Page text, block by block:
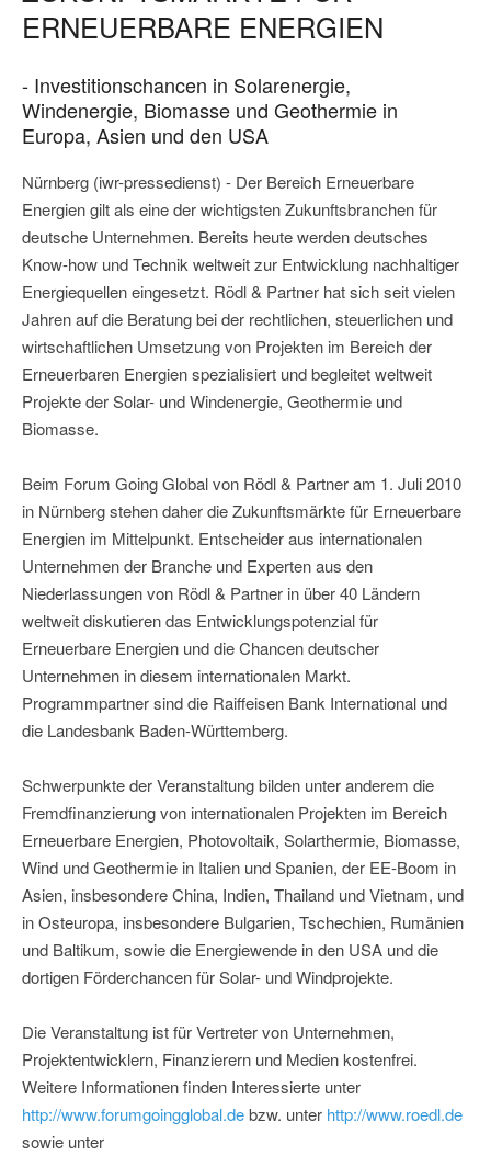
ERNEUERBARE ENERGIEN
- Investitionschancen in Solarenergie,
Windenergie, Biomasse und Geothermie in
Europa, Asien und den USA
Nürnberg (iwr-pressedienst) - Der Bereich Erneuerbare
Energien gilt als eine der wichtigsten Zukunftsbranchen für
deutsche Unternehmen. Bereits heute werden deutsches
Know-how und Technik weltweit zur Entwicklung nachhaltiger
Energiequellen eingesetzt. Rödl & Partner hat sich seit vielen
Jahren auf die Beratung bei der rechtlichen, steuerlichen und
wirtschaftlichen Umsetzung von Projekten im Bereich der
Erneuerbaren Energien spezialisiert und begleitet weltweit
Projekte der Solar- und Windenergie, Geothermie und
Biomasse.
Beim Forum Going Global von Rödl & Partner am 1. Juli 2010
in Nürnberg stehen daher die Zukunftsmärkte für Erneuerbare
Energien im Mittelpunkt. Entscheider aus internationalen
Unternehmen der Branche und Experten aus den
Niederlassungen von Rödl & Partner in über 40 Ländern
weltweit diskutieren das Entwicklungspotenzial für
Erneuerbare Energien und die Chancen deutscher
Unternehmen in diesem internationalen Markt.
Programmpartner sind die Raiffeisen Bank International und
die Landesbank Baden-Württemberg.
Schwerpunkte der Veranstaltung bilden unter anderem die
Fremdfinanzierung von internationalen Projekten im Bereich
Erneuerbare Energien, Photovoltaik, Solarthermie, Biomasse,
Wind und Geothermie in Italien und Spanien, der EE-Boom in
Asien, insbesondere China, Indien, Thailand und Vietnam, und
in Osteuropa, insbesondere Bulgarien, Tschechien, Rumänien
und Baltikum, sowie die Energiewende in den USA und die
dortigen Förderchancen für Solar- und Windprojekte.
Die Veranstaltung ist für Vertreter von Unternehmen,
Projektentwicklern, Finanzierern und Medien kostenfrei.
Weitere Informationen finden Interessierte unter
http://www.forumgoingglobal.debzw. unter http://www.roedl.de
sowie unter